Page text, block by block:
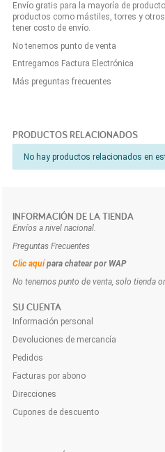
Envío gratis para la mayoría de
productos como mástiles, torres y
tener costo de envío.
No tenemos punto de venta
Entregamos Factura Electrónica
Más preguntas frecuentes
PRODUCTOS RELACIONADOS
No hay productos relacionados en
INFORMACIÓN DE LA TIENDA
Envíos a nivel nacional.
Preguntas Frecuentes
Clic aquí para chatear por WAP
No tenemos punto de venta, solo tienda
SU CUENTA
Información personal
Devoluciones de mercancía
Pedidos
Facturas por abono
Direcciones
Cupones de descuento